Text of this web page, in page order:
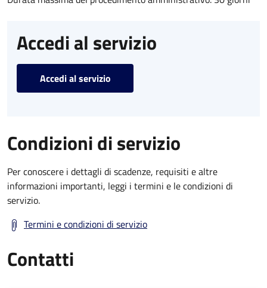
Accedi al servizio
Accedi al servizio
Condizioni di servizio
Per conoscere i dettagli di scadenze, requisiti e altre
informazioni importanti, leggi i termini e le condizioni di
servizio.
Termini e condizioni di servizio
Contatti